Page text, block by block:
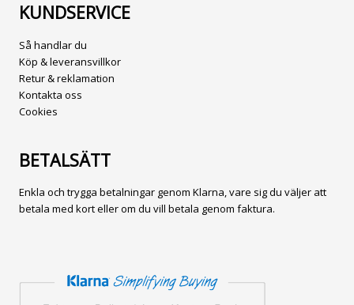
KUNDSERVICE
Så handlar du
Köp & leveransvillkor
Retur & reklamation
Kontakta oss
Cookies
BETALSÄTT
Enkla och trygga betalningar genom Klarna, vare sig du väljer att
betala med kort eller om du vill betala genom faktura.